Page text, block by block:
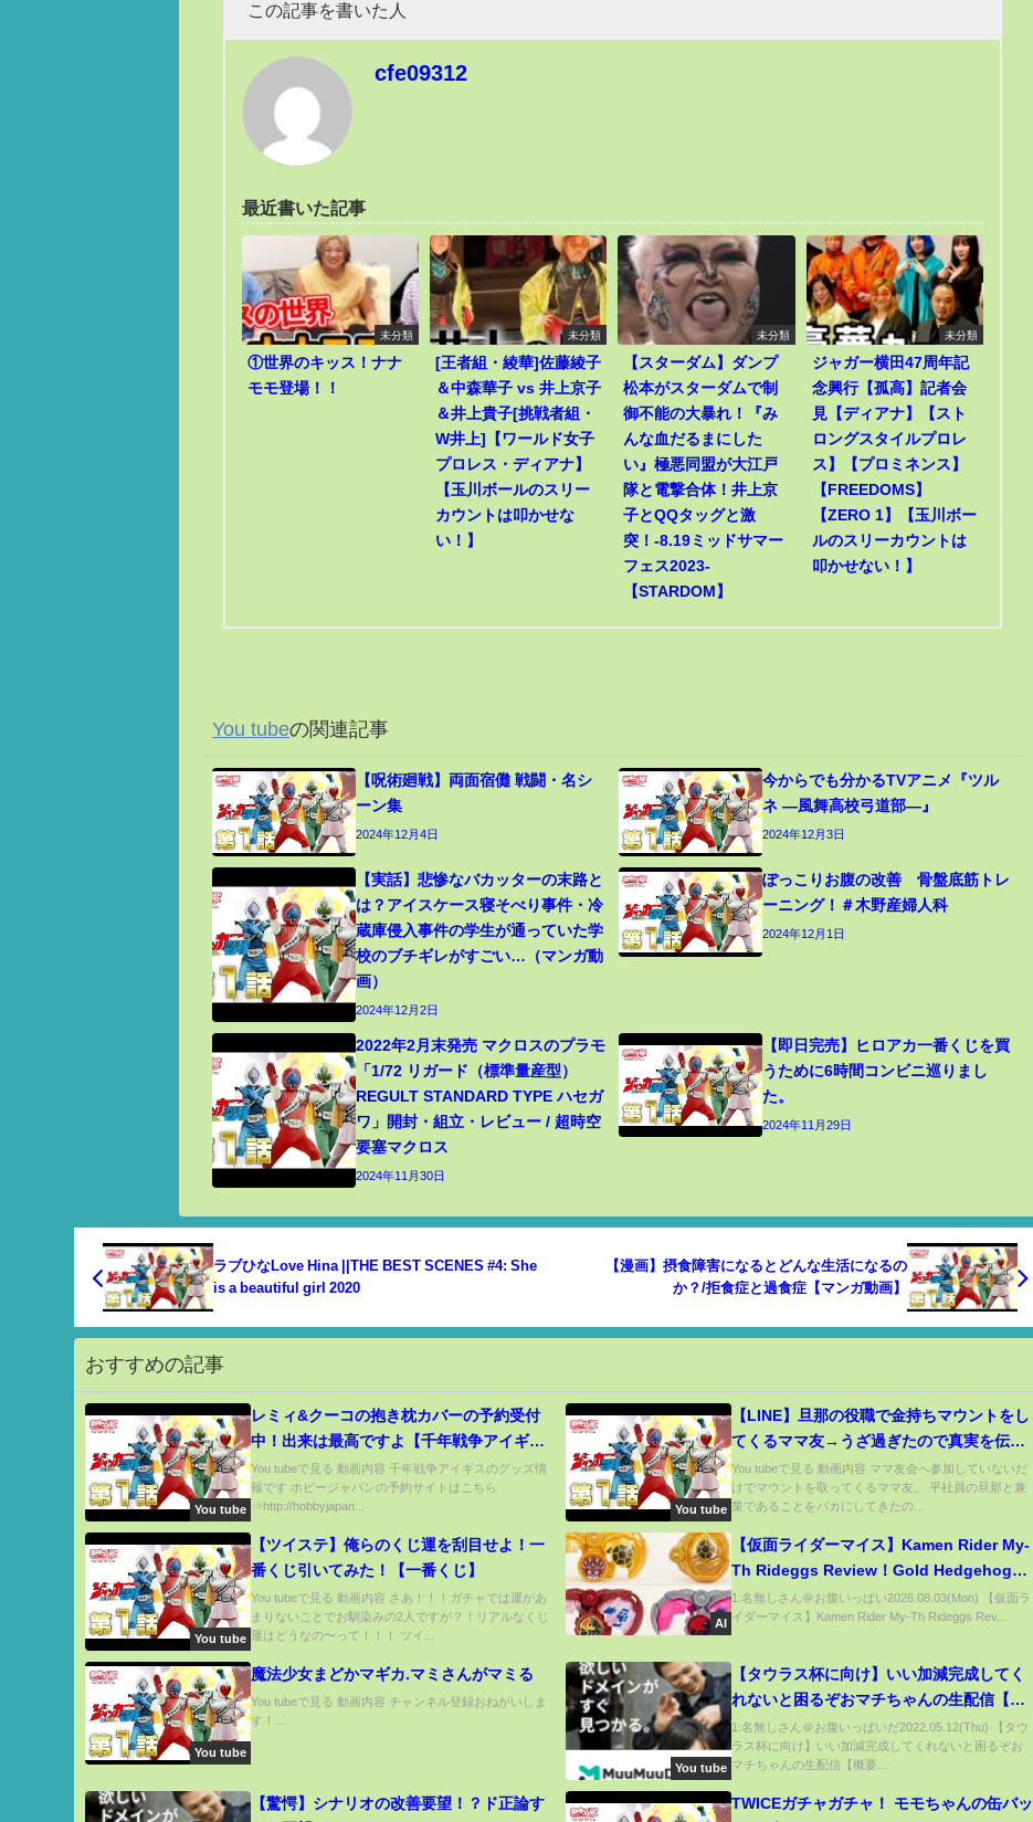
この記事を書いた人
cfe09312
最近書いた記事
未分類
①世界のキッス！ナナ
モモ登場！！
未分類
[王者組・綾華]佐藤綾子
＆中森華子 vs 井上京子
＆井上貴子[挑戦者組・
W井上]【ワールド女子
プロレス・ディアナ】
【玉川ボールのスリー
カウントは叩かせな
い！】
未分類
【スターダム】ダンプ
松本がスターダムで制
御不能の大暴れ！『み
んな血だるまにした
い』極悪同盟が大江戸
隊と電撃合体！井上京
子とQQタッグと激
突！-8.19ミッドサマー
フェス2023-
【STARDOM】
未分類
ジャガー横田47周年記
念興行【孤高】記者会
見【ディアナ】【スト
ロングスタイルプロレ
ス】【プロミネンス】
【FREEDOMS】
【ZERO 1】【玉川ボー
ルのスリーカウントは
叩かせない！】
You tubeの関連記事
【呪術廻戦】両面宿儺 戦闘・名シ
ーン集
2024年12月4日
今からでも分かるTVアニメ『ツル
ネ ―風舞高校弓道部―』
2024年12月3日
【実話】悲惨なバカッターの末路と
は？アイスケース寝そべり事件・冷
蔵庫侵入事件の学生が通っていた学
校のブチギレがすごい…（マンガ動
画）
2024年12月2日
ぽっこりお腹の改善 骨盤底筋トレ
ーニング！＃木野産婦人科
2024年12月1日
2022年2月末発売 マクロスのプラモ
「1/72 リガード（標準量産型）
REGULT STANDARD TYPE ハセガ
ワ」開封・組立・レビュー / 超時空
要塞マクロス
2024年11月30日
【即日完売】ヒロアカ一番くじを買
うために6時間コンビニ巡りまし
た。
2024年11月29日
ラブひなLove Hina ||THE BEST SCENES #4: She
is a beautiful girl 2020
【漫画】摂食障害になるとどんな生活になるの
か？/拒食症と過食症【マンガ動画】
おすすめの記事
You tube
レミィ&クーコの抱き枕カバーの予約受付
中！出来は最高ですよ【千年戦争アイギ
ス】part 749
You tubeで見る 動画内容 千年戦争アイギスのグッズ情
報です ホビージャパンの予約サイトはこちら
⇒http://hobbyjapan...
You tube
【LINE】旦那の役職で金持ちマウントをし
てくるママ友→うざ過ぎたので真実を伝え
て格の違いを教えたらママ友の反応がwww
You tubeで見る 動画内容 ママ友会へ参加していないだ
けでマウントを取ってくるママ友。 平社員の旦那と兼
業であることをバカにしてきたの...
You tube
【ツイステ】俺らのくじ運を刮目せよ！一
番くじ引いてみた！【一番くじ】
You tubeで見る 動画内容 さあ！！！ガチャでは運があ
まりないことでお馴染みの2人ですが？！リアルなくじ
運はどうなの〜って！！！ ツイ...
AI
【仮面ライダーマイス】Kamen Rider My-
Th Rideggs Review！Gold Hedgehog
Rideggs！仮面ライダーマイスのライドエ
グズレビュー！金のハリネズミ！
1:名無しさん＠お腹いっぱい2026.08.03(Mon) 【仮面ラ
イダーマイス】Kamen Rider My-Th Rideggs Rev...
You tube
魔法少女まどかマギカ.マミさんがマミる
You tubeで見る 動画内容 チャンネル登録おねがいしま
す！...
You tube
【タウラス杯に向け】いい加減完成してく
れないと困るぞおマチちゃんの生配信【概
要欄読んでね!!】
1:名無しさん＠お腹いっぱいだ2022.05.12(Thu) 【タウ
ラス杯に向け】いい加減完成してくれないと困るぞお
マチちゃんの生配信【概要...
【驚愕】シナリオの改善要望！？ド正論す
TWICEガチャガチャ！ モモちゃんの缶バッ